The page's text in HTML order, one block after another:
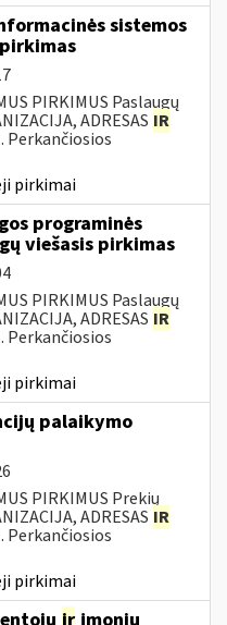
sistemos
PIRKIMUS Paslaugų
ADRESAS IR
Perkančiosios
pirkimai
programinės
viešasis pirkimas
PIRKIMUS Paslaugų
ADRESAS IR
Perkančiosios
pirkimai
palaikymo
PIRKIMUS Prekių
ADRESAS IR
Perkančiosios
pirkimai
ir įmonių